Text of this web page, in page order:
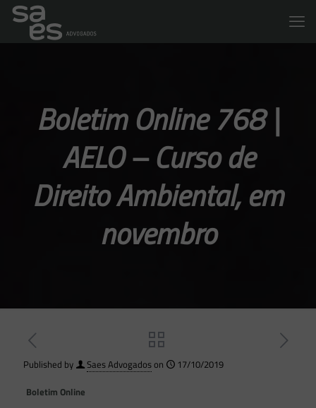
Boletim Online 768 |
AELO – Curso de
Direito Ambiental, em
novembro
Published by Saes Advogadoson
17/10/2019
Boletim Online